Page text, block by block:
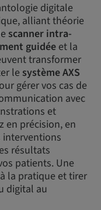
digitale
alliant théorie
scanner intra-
guidée et la
transformer
le système AXS
gérer vos cas de
avec
et
en précision, en
interventions
résultats
patients. Une
la pratique et tirer
digital au